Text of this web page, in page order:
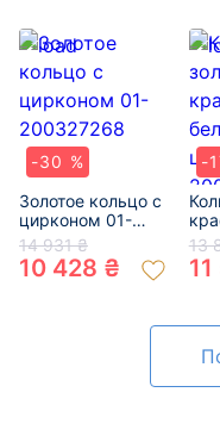
-30 %
Золотое кольцо с
цирконом 01-
200327268
14 931 ₴
10 428 ₴
-
01-
13